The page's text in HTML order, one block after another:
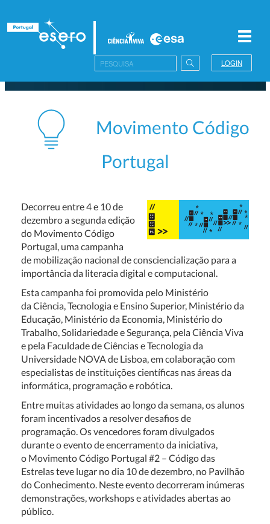
LOGIN
Movimento Código
Portugal
Decorreu entre 4 e 10 de
dezembro a segunda edição
do Movimento Código
Portugal, uma campanha
de mobilização nacional de consciencialização para a
importância da literacia digital e computacional.
Esta campanha foi promovida pelo Ministério
da Ciência, Tecnologia e Ensino Superior, Ministério da
Educação, Ministério da Economia, Ministério do
Trabalho, Solidariedade e Segurança, pela Ciência Viva
e pela Faculdade de Ciências e Tecnologia da
Universidade NOVA de Lisboa, em colaboração com
especialistas de instituições científicas nas áreas da
informática, programação e robótica.
Entre muitas atividades ao longo da semana, os alunos
foram incentivados a resolver desafios de
programação. Os vencedores foram divulgados
durante o evento de encerramento da iniciativa,
o Movimento Código Portugal #2 – Código das
Estrelasteve lugar no dia 10 de dezembro, no Pavilhão
do Conhecimento. Neste evento decorreram inúmeras
demonstrações, workshops e atividades abertas ao
público.